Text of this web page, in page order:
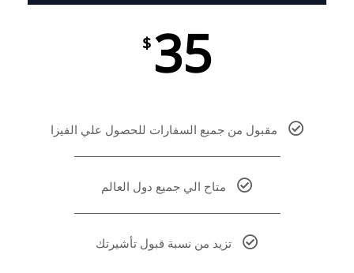
35
$
مقبول من جميع السفارات للحصول علي الفيزا
متاح الي جميع دول العالم
تزيد من نسبة قبول تأشيرتك